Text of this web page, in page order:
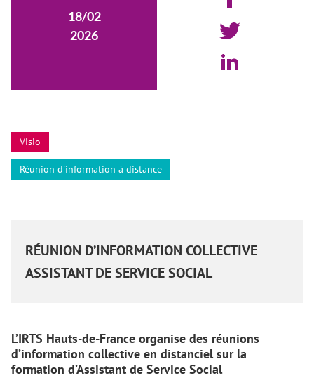
18/02
2026
Visio
Réunion d'information à distance
RÉUNION D’INFORMATION COLLECTIVE
ASSISTANT DE SERVICE SOCIAL
L’IRTS Hauts-de-France organise des réunions
d’information collective en distanciel sur la
formation d’Assistant de Service Social